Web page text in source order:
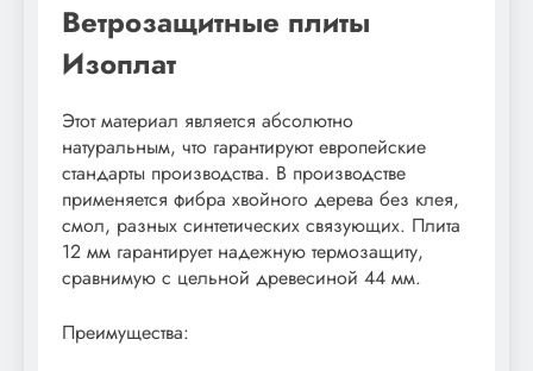
Ветрозащитные плиты
Изоплат
Этот материал является абсолютно
натуральным, что гарантируют европейские
стандарты производства. В производстве
применяется фибра хвойного дерева без клея,
смол, разных синтетических связующих. Плита
12 мм гарантирует надежную термозащиту,
сравнимую с цельной древесиной 44 мм.
Преимущества: